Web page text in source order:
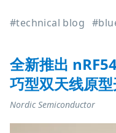
巧型双天
#technical blog
全新推出
巧型双天线原
Nordic Semiconductor